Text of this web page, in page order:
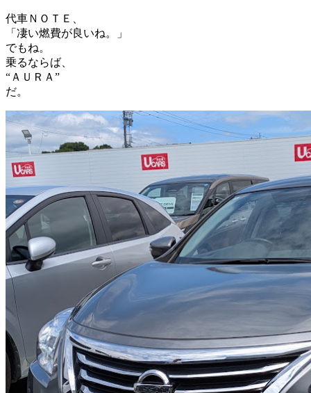
代車ＮＯＴＥ、
「凄い燃費が良いね。」
でもね。
乗るならば、
“ＡＵＲＡ”
だ。